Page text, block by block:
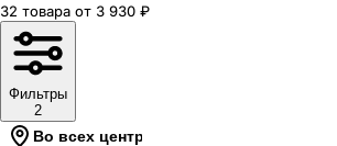
32 товара от 3 930 ₽
Фильтры
2
Во всех центрах